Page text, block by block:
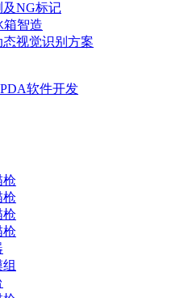
NG标记
箱智造
视觉识别方案
软件开发
枪
枪
枪
枪